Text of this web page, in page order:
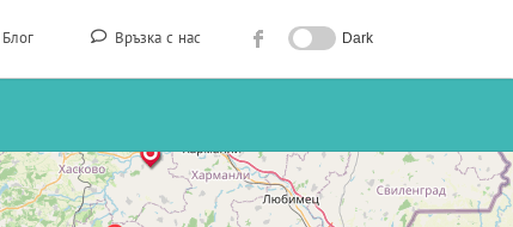
Блог Връзка с нас Dark